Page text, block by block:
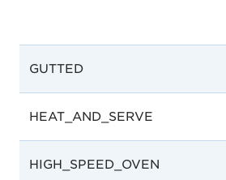
GUTTED
HEAT_AND_SERVE
HIGH_SPEED_OVEN